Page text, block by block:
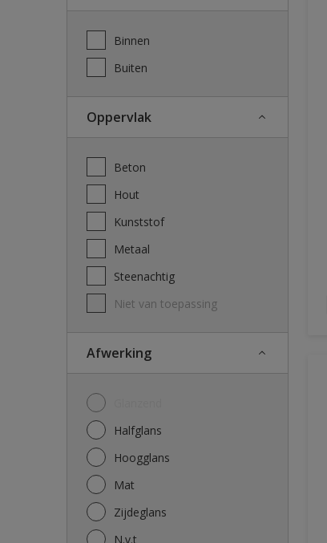
Binnen
Buiten
Oppervlak
Beton
Hout
Kunststof
Metaal
Steenachtig
Niet van toepassing
Afwerking
Halfglans
Hoogglans
Mat
Zijdeglans
N.v.t